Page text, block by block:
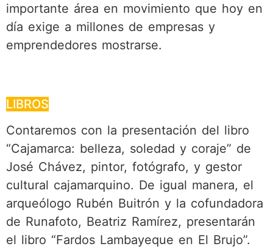
importante área en movimiento que hoy en
día exige a millones de empresas y
emprendedores mostrarse.
LIBROS
Contaremos con la presentación del libro
“Cajamarca: belleza, soledad y coraje” de
José Chávez, pintor, fotógrafo, y gestor
cultural cajamarquino. De igual manera, el
arqueólogo Rubén Buitrón y la cofundadora
de Runafoto, Beatriz Ramírez, presentarán
el libro “Fardos Lambayeque en El Brujo”.